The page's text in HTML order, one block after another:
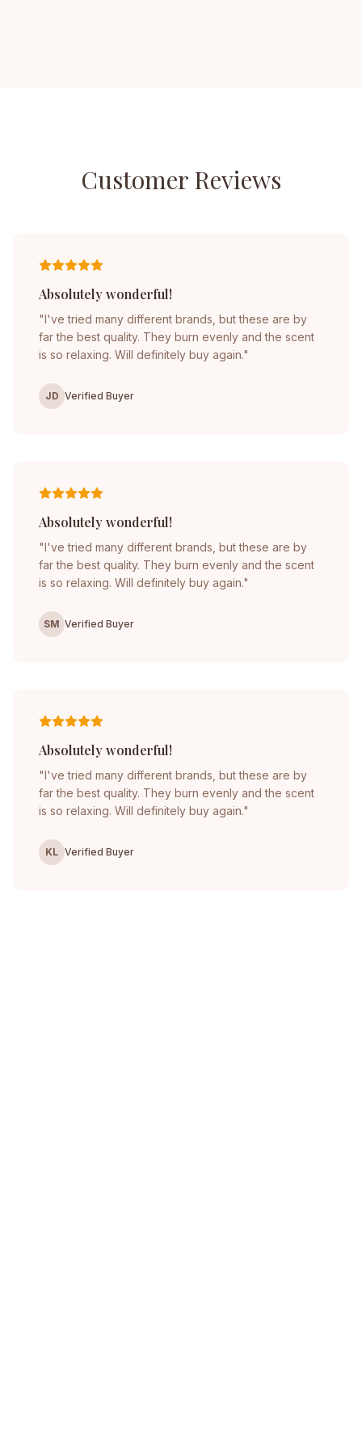
Customer Reviews
Absolutely wonderful!
"I've tried many different brands, but these are by
far the best quality. They burn evenly and the scent
is so relaxing. Will definitely buy again."
JD Verified Buyer
Absolutely wonderful!
"I've tried many different brands, but these are by
far the best quality. They burn evenly and the scent
is so relaxing. Will definitely buy again."
SM Verified Buyer
Absolutely wonderful!
"I've tried many different brands, but these are by
far the best quality. They burn evenly and the scent
is so relaxing. Will definitely buy again."
KL Verified Buyer